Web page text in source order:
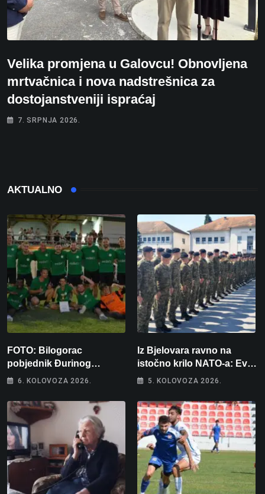
Velika promjena u Galovcu! Obnovljena
mrtvačnica i nova nadstrešnica za
dostojanstveniji ispraćaj
7. SRPNJA 2026.
AKTUALNO
FOTO: Bilogorac
pobjednik Đurinog
memorijala
6. KOLOVOZA 2026.
Iz Bjelovara ravno na
istočno krilo NATO-a: Evo
kamo odlazi 82 hrvatska
5. KOLOVOZA 2026.